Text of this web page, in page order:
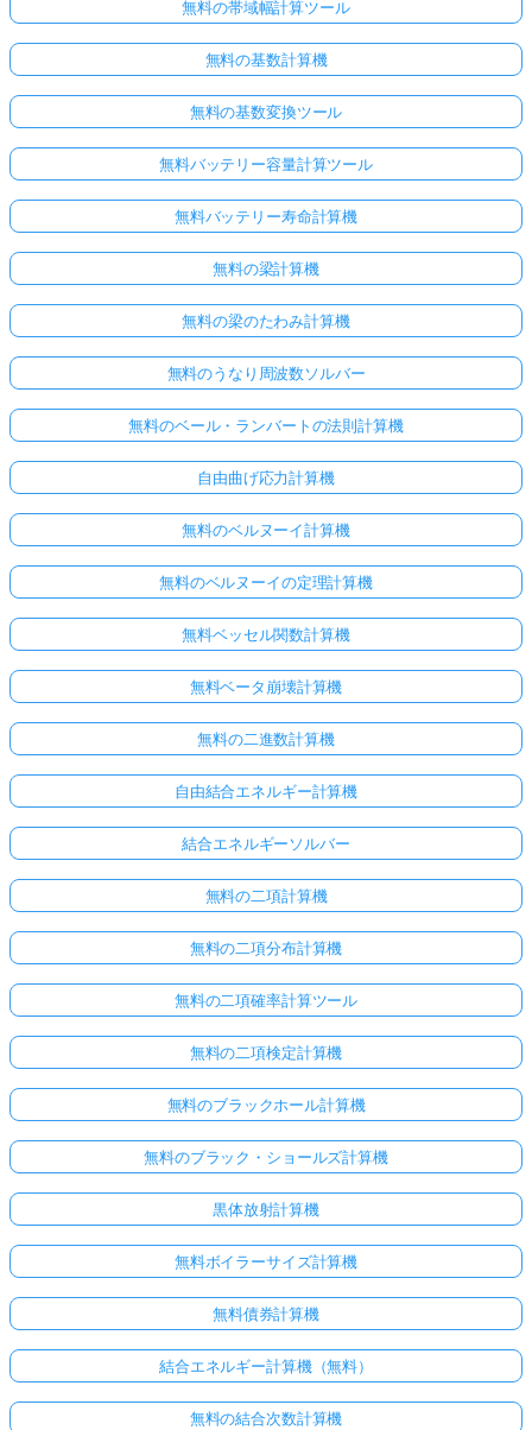
無料の帯域幅計算ツール
無料の基数計算機
無料の基数変換ツール
無料バッテリー容量計算ツール
無料バッテリー寿命計算機
無料の梁計算機
無料の梁のたわみ計算機
無料のうなり周波数ソルバー
無料のベール・ランバートの法則計算機
自由曲げ応力計算機
無料のベルヌーイ計算機
無料のベルヌーイの定理計算機
無料ベッセル関数計算機
無料ベータ崩壊計算機
無料の二進数計算機
自由結合エネルギー計算機
結合エネルギーソルバー
無料の二項計算機
無料の二項分布計算機
無料の二項確率計算ツール
無料の二項検定計算機
無料のブラックホール計算機
無料のブラック・ショールズ計算機
黒体放射計算機
無料ボイラーサイズ計算機
無料債券計算機
結合エネルギー計算機（無料）
無料の結合次数計算機